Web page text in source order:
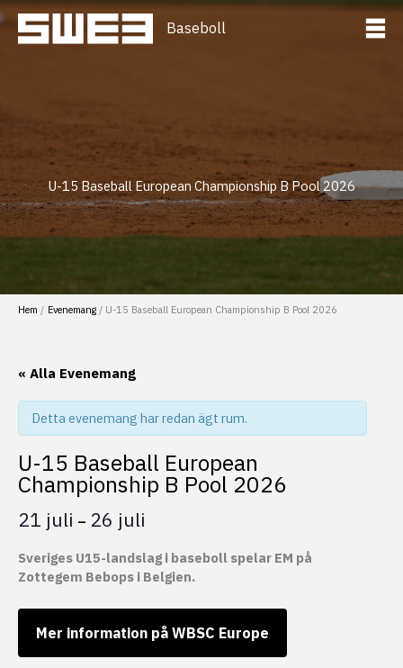
Hoppa
till
innehåll
Baseboll
U-15 Baseball European Championship B Pool 2026
Hem Evenemang U-15 Baseball European Championship B Pool 2026
« Alla Evenemang
Detta evenemang har redan ägt rum.
U-15 Baseball European
Championship B Pool 2026
21 juli – 26 juli
Sveriges U15-landslag i baseboll spelar EM på
Zottegem Bebops i Belgien.
Mer information på WBSC Europe